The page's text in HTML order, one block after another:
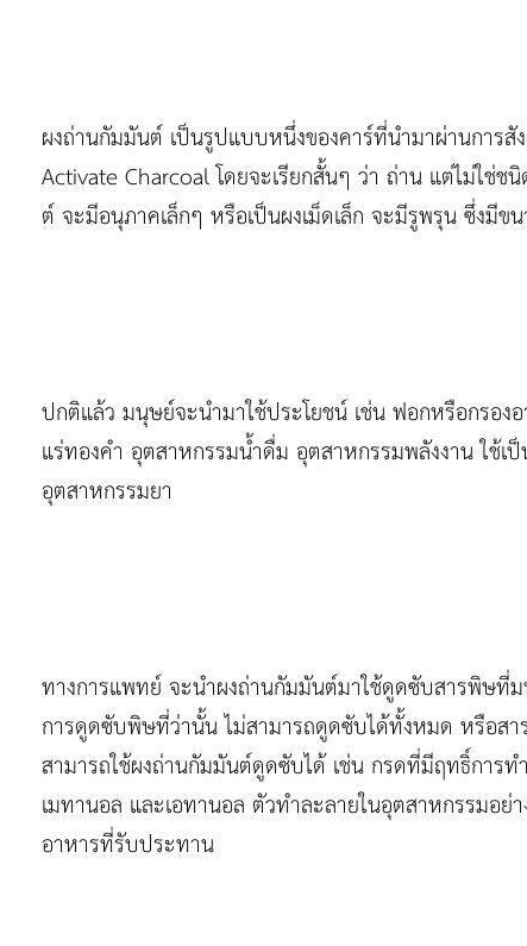
ผงถ่านกัมมันต์ เป็นรูปแบบหนึ่งของคาร์ที่นำมาผ่านการสั
Activate Charcoal โดยจะเรียกสั้นๆ ว่า ถ่าน แต่ไม่ใช่
ต์ จะมีอนุภาคเล็กๆ หรือเป็นผงเม็ดเล็ก จะมีรูพรุน ซึ่งมี
ปกติแล้ว มนุษย์จะนำมาใช้ประโยชน์ เช่น ฟอกหรือกรอง
แร่ทองคำ อุตสาหกรรมน้ำดื่ม อุตสาหกรรมพลังงาน ใช้เ
อุตสาหกรรมยา
ทางการแพทย์ จะนำผงถ่านกัมมันต์มาใช้ดูดซับสารพิษที่
การดูดซับพิษที่ว่านั้น ไม่สามารถดูดซับได้ทั้งหมด หรือส
สามารถใช้ผงถ่านกัมมันต์ดูดซับได้ เช่น กรดที่มีฤทธิ์การ
เมทานอล และเอทานอล ตัวทำละลายในอุตสาหกรรมอ
อาหารที่รับประทาน